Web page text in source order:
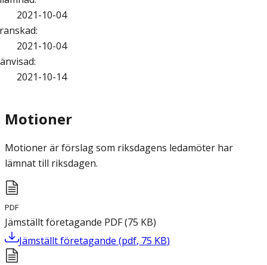
2021-10-04
:
2021-10-04
:
2021-10-14
Motioner
Motioner är förslag som riksdagens ledamöter har
lämnat till riksdagen.
PDF
Jämställt företagande PDF(75 KB)
Jämställt företagande (pdf, 75 KB)